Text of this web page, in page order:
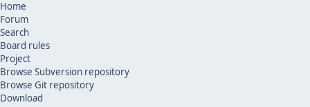
Home
Forum
Search
Board rules
Project
Browse Subversion repository
Browse Git repository
Download